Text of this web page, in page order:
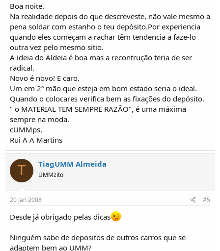
Boa noite.
Na realidade depois do que descreveste, não vale mesmo a
pena soldar com estanho o teu depósito.Por experiencia
quando eles começam a rachar têm tendencia a faze-lo
outra vez pelo mesmo sitio.
A ideia do Aldeia é boa mas a recontrução teria de ser
radical.
Novo é novo! E caro.
Um em 2ª mão que esteja em bom estado seria o ideal.
Quando o colocares verifica bem as fixações do depósito.
" o MATERIAL TEM SEMPRE RAZÃO", é uma máxima
sempre na moda.
cUMMps,
Rui A A Martins
T TiagUMM Almeida
UMMzito
20 Jan 2008 #5
Desde já obrigado pelas dicas
Ninguém sabe de depositos de outros carros que se
adaptem bem ao UMM?